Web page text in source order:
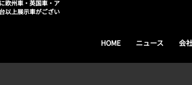
欧州車・英国車・ア
以上展示車がござい
HOME ニュース 会